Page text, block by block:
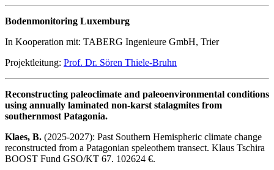
Bodenmonitoring Luxemburg
In Kooperation mit: TABERG Ingenieure GmbH, Trier
Projektleitung: Prof. Dr. Sören Thiele-Bruhn
Reconstructing paleoclimate and paleoenvironmental conditions
using annually laminated non-karst stalagmites from
southernmost Patagonia.
Klaes, B. (2025-2027): Past Southern Hemispheric climate change
reconstructed from a Patagonian speleothem transect. Klaus Tschira
BOOST Fund GSO/KT 67. 102624 €.